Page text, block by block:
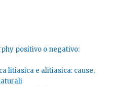
positivo o negativo:
litiasica e alitiasica: cause,